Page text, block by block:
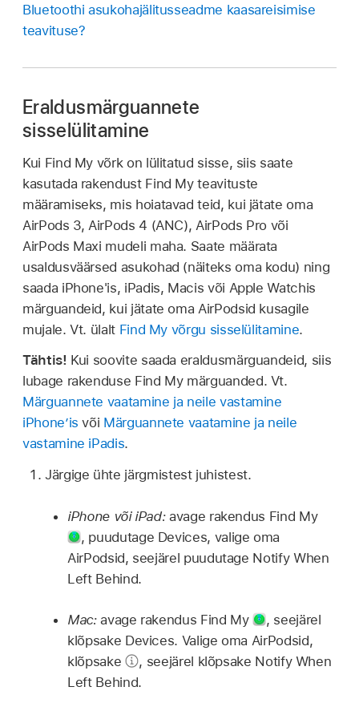
Bluetoothi asukohajälitusseadme kaasareisimise
teavituse?
Eraldusmärguannete
sisselülitamine
Kui Find My võrk on lülitatud sisse, siis saate
kasutada rakendust Find My teavituste
määramiseks, mis hoiatavad teid, kui jätate oma
AirPods 3, AirPods 4 (ANC), AirPods Pro või
AirPods Maxi mudeli maha. Saate määrata
usaldusväärsed asukohad (näiteks oma kodu) ning
saada iPhone'is, iPadis, Macis või Apple Watchis
märguandeid, kui jätate oma AirPodsid kusagile
mujale. Vt. ülalt Find My võrgu sisselülitamine.
Tähtis! Kui soovite saada eraldusmärguandeid, siis
lubage rakenduse Find My märguanded. Vt.
Märguannete vaatamine ja neile vastamine
iPhone’is või Märguannete vaatamine ja neile
vastamine iPadis.
Järgige ühte järgmistest juhistest.
iPhone või iPad:avage rakendus Find My
, puudutage Devices, valige oma
AirPodsid, seejärel puudutage Notify When
Left Behind.
Mac:avage rakendus Find My , seejärel
klõpsake Devices. Valige oma AirPodsid,
klõpsake
, seejärel klõpsake Notify When
Left Behind.